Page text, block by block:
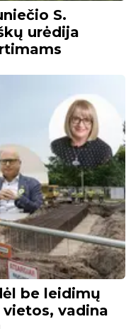
S.
urėdija
be leidimų
vadina